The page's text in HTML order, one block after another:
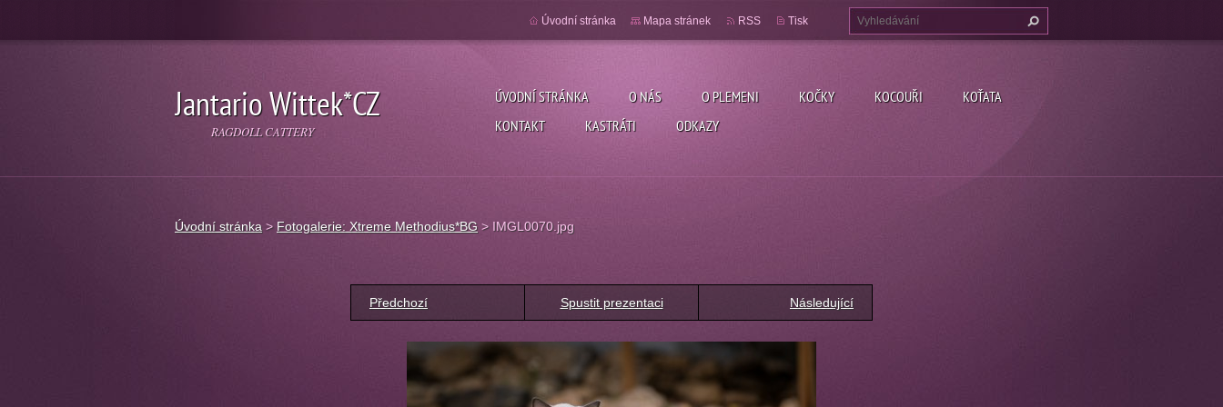
Jantario Wittek*CZ
RAGDOLL CATTERY
ÚVODNÍ STRÁNKA O NÁS O PLEMENI KOČKY KOCOUŘI
KOŤATA
KONTAKT
KASTRÁTI ODKAZY
Úvodní stránka Mapa stránek RSS Tisk
Úvodní stránka > Fotogalerie: Xtreme Methodius*BG > IMGL0070.jpg
Předchozí Spustit prezentaci Následující